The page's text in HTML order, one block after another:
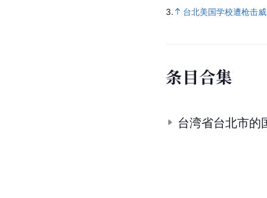
3.
台北美国学校遭枪击
条目合集
台湾省台北市的